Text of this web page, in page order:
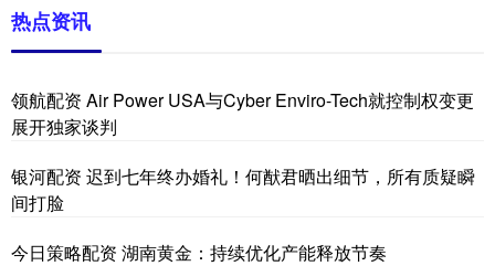
热点资讯
领航配资 Air Power USA与Cyber Enviro-Tech就控制权变更
展开独家谈判
银河配资 迟到七年终办婚礼！何猷君晒出细节，所有质疑瞬
间打脸
今日策略配资 湖南黄金：持续优化产能释放节奏